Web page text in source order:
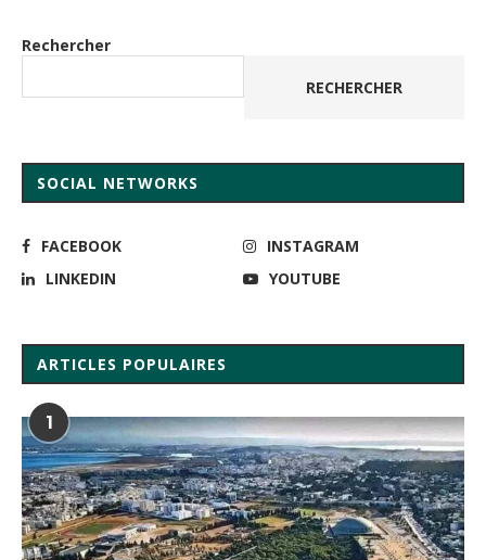
Rechercher
RECHERCHER
SOCIAL NETWORKS
FACEBOOK
INSTAGRAM
LINKEDIN
YOUTUBE
ARTICLES POPULAIRES
1